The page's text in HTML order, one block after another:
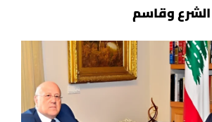
الشرع وقاسم